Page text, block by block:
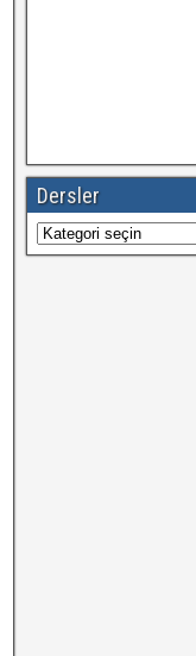
Dersler
Dersler